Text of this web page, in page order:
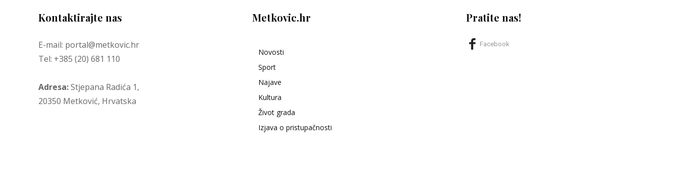
Kontaktirajte nas
E-mail: portal@metkovic.hr
Tel: +385 (20) 681 110
Adresa:Stjepana Radića 1,
20350 Metković, Hrvatska
Metkovic.hr
Novosti
Sport
Najave
Kultura
Život grada
Izjava o pristupačnosti
Pratite nas!
Facebook